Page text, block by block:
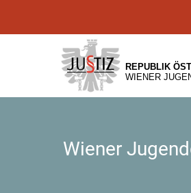
[1]
[2]
[3]
REPUBLIK
WIENER
Wiener